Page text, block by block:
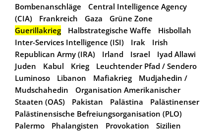
Bombenanschläge
Central Intelligence Agency
(CIA)
Frankreich Gaza
Grüne Zone
Guerillakrieg
Halbstrategische Waffe
Hisbollah
Inter-Services Intelligence (ISI)
Irak
Irish
Republican Army (IRA)
Irland Israel
Iyad Allawi
Juden
Kabul Krieg
Leuchtender Pfad / Sendero
Luminoso
Libanon Mafiakrieg
Mudjahedin /
Mudschahedin
Organisation Amerikanischer
Staaten (OAS)
Pakistan Palästina
Palästinenser
Palästinensische Befreiungsorganisation (PLO)
Palermo
Phalangisten Provokation
Sizilien